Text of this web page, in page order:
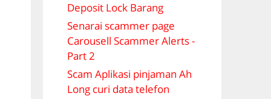
Deposit Lock Barang
Senarai scammer page
Carousell Scammer Alerts -
Part 2
Scam Aplikasi pinjaman Ah
Long curi data telefon